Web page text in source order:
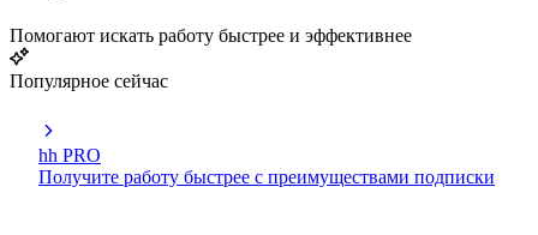
Помогают искать работу быстрее и эффективнее
Популярное сейчас
hh PRO
Получите работу быстрее с преимуществами подписки